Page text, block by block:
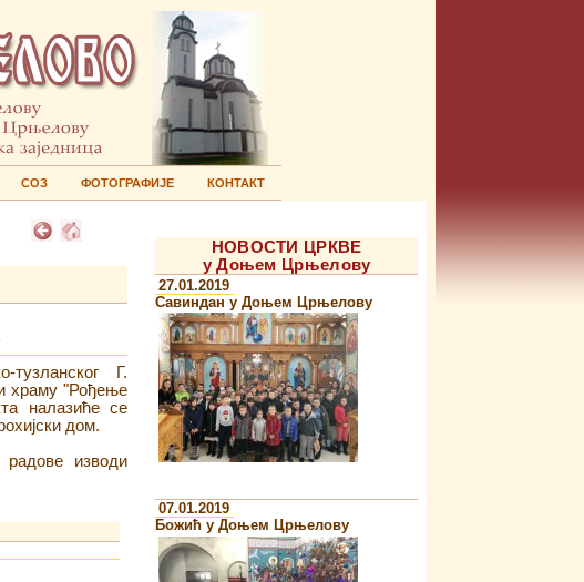
СОЗ ФОТОГРАФИЈЕ КОНТАКТ
тузланског Г.
храму "Рођење
налазиће се
дом.
радове изводи
НОВОСТИ ЦРКВЕ
у Доњем Црњелову
27.01.2019
Савиндан у Доњем Црњелову
07.01.2019
Божић у Доњем Црњелову